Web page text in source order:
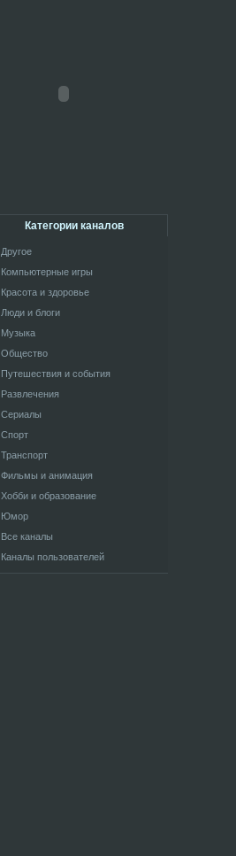
Категории каналов
Другое
Компьютерные игры
Красота и здоровье
Люди и блоги
Музыка
Общество
Путешествия и события
Развлечения
Сериалы
Спорт
Транспорт
Фильмы и анимация
Хобби и образование
Юмор
Все каналы
Каналы пользователей